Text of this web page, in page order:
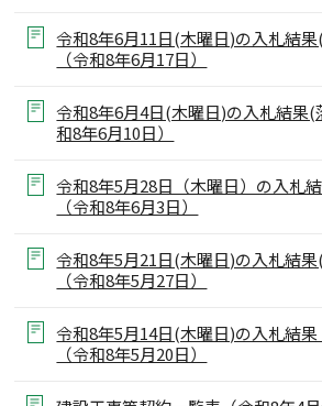
令和8年6月11日(木曜日)の入札結果
（令和8年6月17日）
令和8年6月4日(木曜日)の入札結果(
和8年6月10日）
令和8年5月28日（木曜日）の入札
（令和8年6月3日）
令和8年5月21日(木曜日)の入札結果
（令和8年5月27日）
令和8年5月14日(木曜日)の入札結果
（令和8年5月20日）